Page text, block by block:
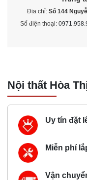
Địa chỉ: Số 144
Số điện thoại:
Nội thất Hòa
Uy tín đặt
Miễn phí
Vận